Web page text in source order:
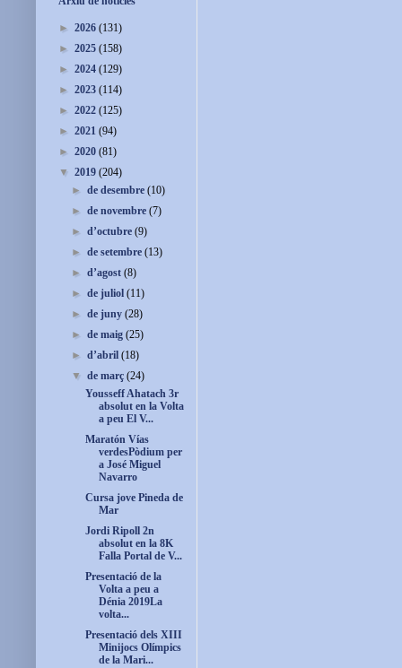
► 2026 (131)
► 2025 (158)
► 2024 (129)
► 2023 (114)
► 2022 (125)
► 2021 (94)
► 2020 (81)
▼ 2019 (204)
►de desembre(10)
►de novembre(7)
►d’octubre(9)
►de setembre(13)
►d’agost(8)
►de juliol(11)
►de juny(28)
►de maig(25)
►d’abril(18)
▼de març(24)
Yousseff Ahatach 3r
absolut en la Volta
a peu El V...
Maratón Vías
verdesPòdium per
a José Miguel
Navarro
Cursa jove Pineda de
Mar
Jordi Ripoll 2n
absolut en la 8K
Falla Portal de V...
Presentació de la
Volta a peu a
Dénia 2019La
volta...
Presentació dels XIII
Minijocs Olímpics
de la Mari...